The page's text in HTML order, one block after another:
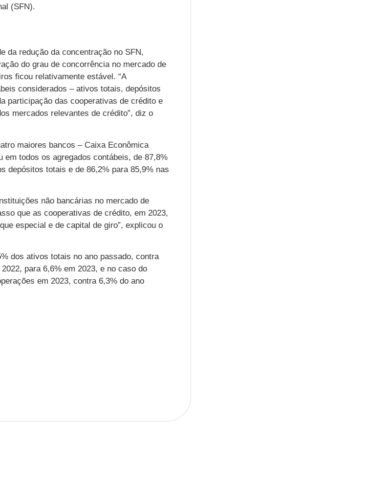
(SFN).
da redução da concentração no SFN,
do grau de concorrência no mercado de
ficou relativamente estável. “A
considerados – ativos totais, depósitos
participação das cooperativas de crédito e
mercados relevantes de crédito”, diz o
maiores bancos – Caixa Econômica
todos os agregados contábeis, de 87,8%
depósitos totais e de 86,2% para 85,9% nas
não bancárias no mercado de
que as cooperativas de crédito, em 2023,
especial e de capital de giro”, explicou o
dos ativos totais no ano passado, contra
para 6,6% em 2023, e no caso do
em 2023, contra 6,3% do ano